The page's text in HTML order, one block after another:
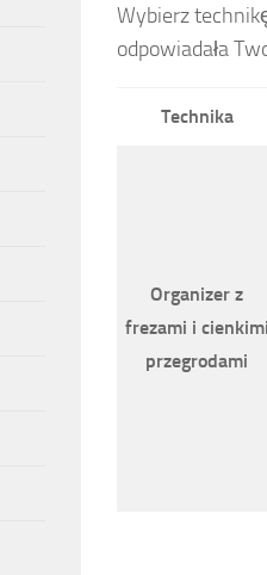
Wybierz
odpowiadała
Technika
Organizer z
frezami i cienkimi
przegrodami